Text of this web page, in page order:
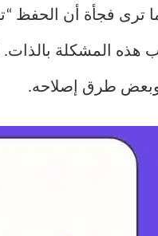
ترى فجأة أن الحفظ
المشكلة بالذات.
طرق إصلاحه.